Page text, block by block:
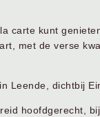
carte kunt
met de verse
Leende, dichtbij
hoofdgerecht,